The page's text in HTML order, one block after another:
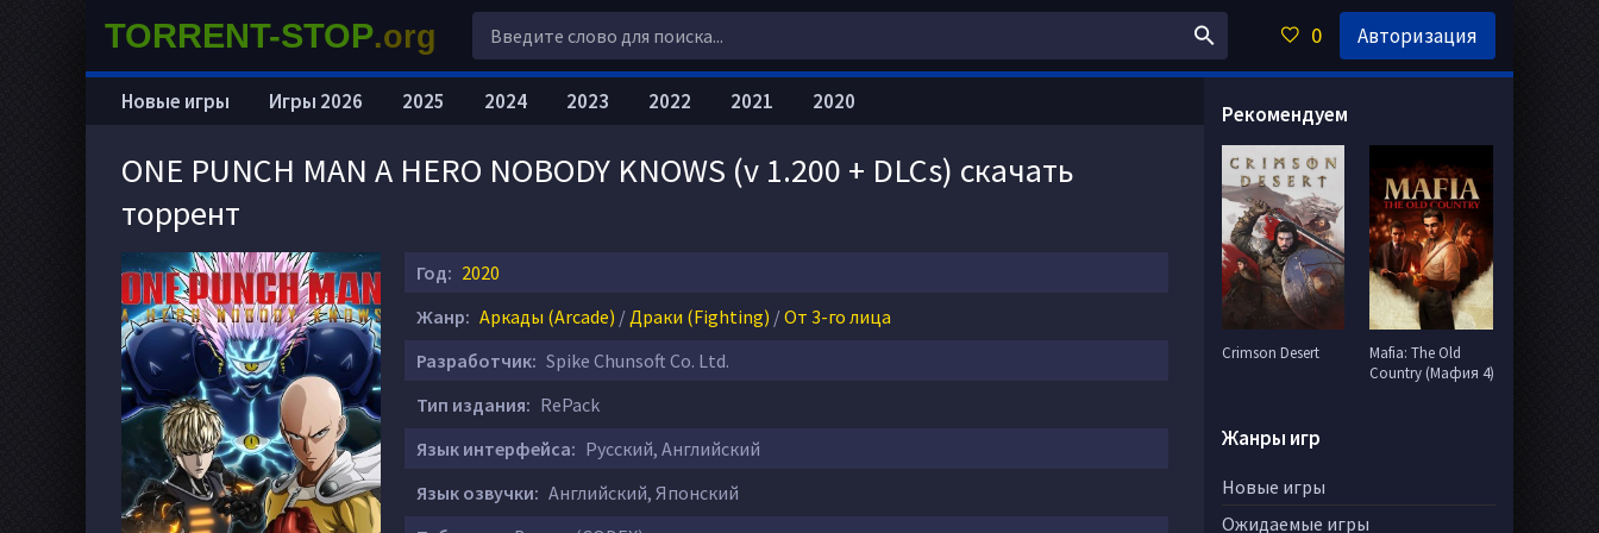
ONE PUNCH MAN A HERO NOBODY KNOWS (v 1.200 + DLCs) скачать
торрент
Год: 2020
Жанр: Аркады (Arcade) /Драки (Fighting) /От 3-го лица
Разработчик: Spike Chunsoft Co. Ltd.
Тип издания: RePack
Язык интерфейса: Русский, Английский
Язык озвучки: Английский, Японский
Новые игры Игры 2026 2025 2024 2023 2022 2021 2020 Рекомендуем
Crimson Desert
Mafia: The Old
Country (Мафия 4)
Жанры игр
Новые игры
Ожидаемые игры
TORRENT-STOP.org 0 Авторизация